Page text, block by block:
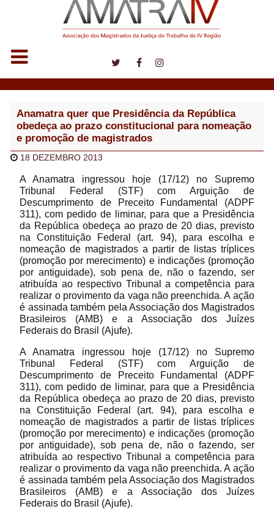
Anamatra quer que Presidência da República
obedeça ao prazo constitucional para nomeação
e promoção de magistrados
18 DEZEMBRO 2013
A Anamatra ingressou hoje (17/12) no Supremo
Tribunal Federal (STF) com Arguição de
Descumprimento de Preceito Fundamental (ADPF
311), com pedido de liminar, para que a Presidência
da República obedeça ao prazo de 20 dias, previsto
na Constituição Federal (art. 94), para escolha e
nomeação de magistrados a partir de listas tríplices
(promoção por merecimento) e indicações (promoção
por antiguidade), sob pena de, não o fazendo, ser
atribuída ao respectivo Tribunal a competência para
realizar o provimento da vaga não preenchida. A ação
é assinada também pela Associação dos Magistrados
Brasileiros (AMB) e a Associação dos Juízes
Federais do Brasil (Ajufe).
A Anamatra ingressou hoje (17/12) no Supremo
Tribunal Federal (STF) com Arguição de
Descumprimento de Preceito Fundamental (ADPF
311), com pedido de liminar, para que a Presidência
da República obedeça ao prazo de 20 dias, previsto
na Constituição Federal (art. 94), para escolha e
nomeação de magistrados a partir de listas tríplices
(promoção por merecimento) e indicações (promoção
por antiguidade), sob pena de, não o fazendo, ser
atribuída ao respectivo Tribunal a competência para
realizar o provimento da vaga não preenchida. A ação
é assinada também pela Associação dos Magistrados
Brasileiros (AMB) e a Associação dos Juízes
Federais do Brasil (Ajufe).